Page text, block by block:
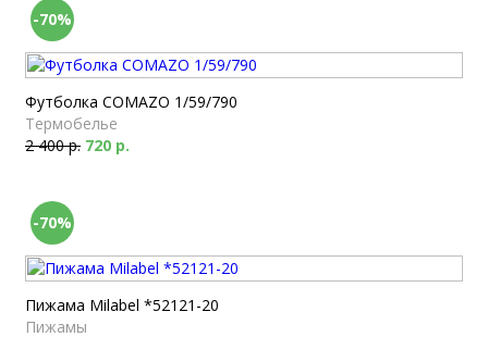
-70%
Футболка COMAZO 1/59/790
Термобелье
2 400 р. 720 р.
-70%
Пижама Milabel *52121-20
Пижамы